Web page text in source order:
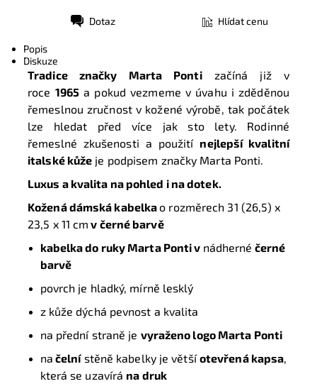
Dotaz Hlídat cenu
Popis
Diskuze
Tradice značky Marta Pontizačíná již v
roce 1965a pokud vezmeme v úvahu i zděděnou
řemeslnou zručnost v kožené výrobě, tak počátek
lze hledat před více jak sto lety. Rodinné
řemeslné zkušenosti a použití nejlepší kvalitní
italské kůže je podpisem značky Marta Ponti.
Luxus a kvalita na pohled i na dotek.
Koženádámská kabelkao rozměrech 31 (26,5) x
23,5 x 11 cm v černé barvě
kabelka do ruky Marta Ponti v nádherné černé
barvě
povrch je hladký, mírně lesklý
z kůže dýchá pevnost a kvalita
na přední straně je vyraženo logo Marta Ponti
na čelnístěně kabelky je většíotevřená kapsa
která se uzavírá na druk